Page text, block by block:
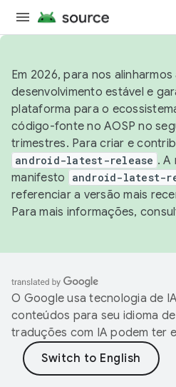
Em 2026, para nos
desenvolvimento estável e
plataforma para o
código-fonte no AOSP no
trimestres. Para criar e
android-latest-release . A
manifesto
android-latest-
referenciar a versão mais
Para mais informações,
O Google usa tecnologia de
conteúdos para seu idioma
traduções com IA podem ter